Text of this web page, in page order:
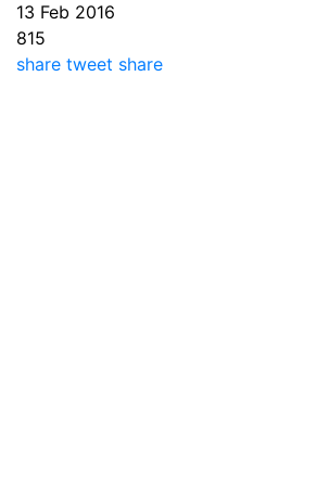
13 Feb 2016
815
share tweet share